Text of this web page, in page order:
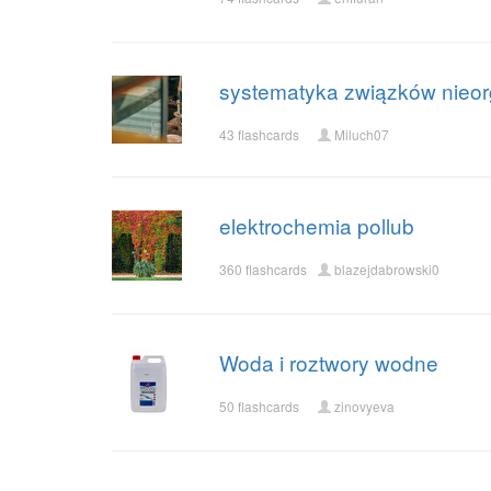
systematyka związków
43 flashcards Miluch07
elektrochemia pollub
360 flashcards blazejdabrowski0
Woda i roztwory wodne
50 flashcards zinovyeva